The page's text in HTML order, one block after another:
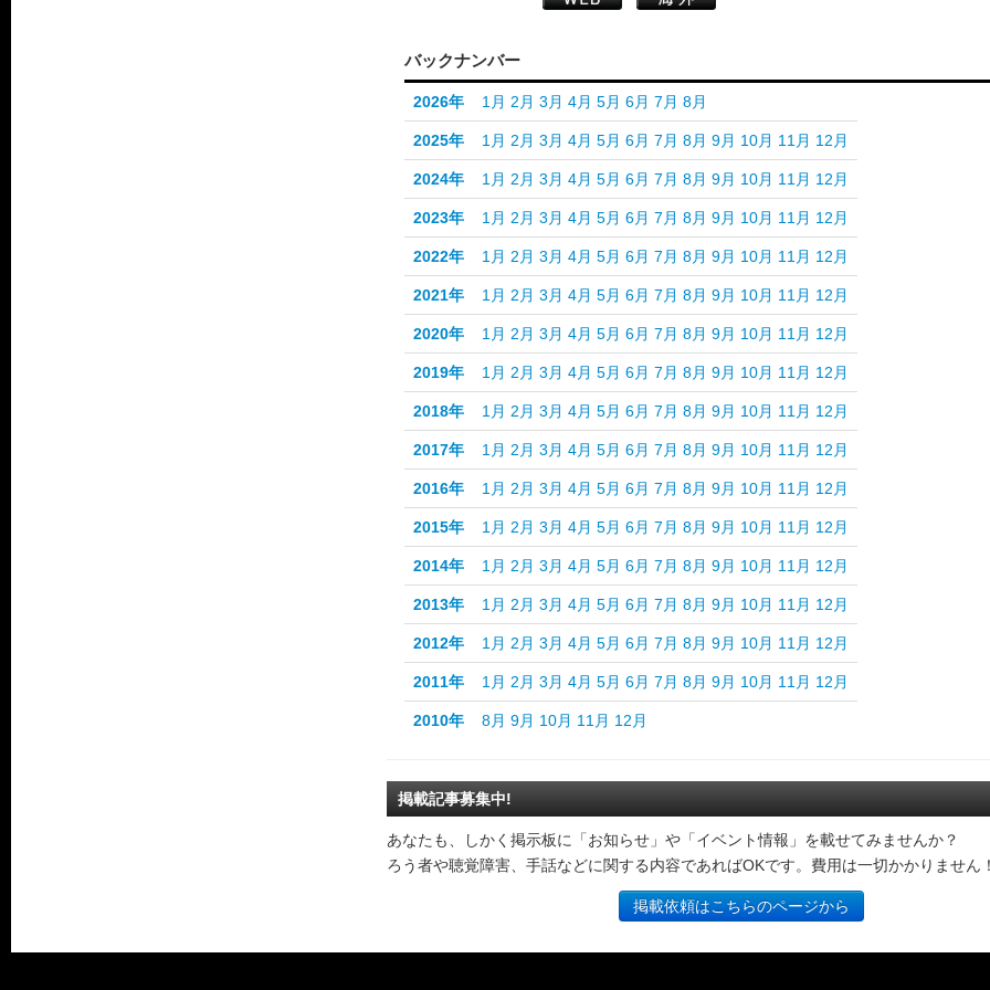
バックナンバー
2026年 1月 2月 3月 4月 5月 6月 7月 8月
2025年 1月 2月 3月 4月 5月 6月 7月 8月 9月 10月 11月 12月
2024年 1月 2月 3月 4月 5月 6月 7月 8月 9月 10月 11月 12月
2023年 1月 2月 3月 4月 5月 6月 7月 8月 9月 10月 11月 12月
2022年 1月 2月 3月 4月 5月 6月 7月 8月 9月 10月 11月 12月
2021年 1月 2月 3月 4月 5月 6月 7月 8月 9月 10月 11月 12月
2020年 1月 2月 3月 4月 5月 6月 7月 8月 9月 10月 11月 12月
2019年 1月 2月 3月 4月 5月 6月 7月 8月 9月 10月 11月 12月
2018年 1月 2月 3月 4月 5月 6月 7月 8月 9月 10月 11月 12月
2017年 1月 2月 3月 4月 5月 6月 7月 8月 9月 10月 11月 12月
2016年 1月 2月 3月 4月 5月 6月 7月 8月 9月 10月 11月 12月
2015年 1月 2月 3月 4月 5月 6月 7月 8月 9月 10月 11月 12月
2014年 1月 2月 3月 4月 5月 6月 7月 8月 9月 10月 11月 12月
2013年 1月 2月 3月 4月 5月 6月 7月 8月 9月 10月 11月 12月
2012年 1月 2月 3月 4月 5月 6月 7月 8月 9月 10月 11月 12月
2011年 1月 2月 3月 4月 5月 6月 7月 8月 9月 10月 11月 12月
2010年 8月 9月 10月 11月 12月
掲載記事募集中!
あなたも、しかく掲示板に「お知らせ」や「イベント情報」を載せてみませんか？
ろう者や聴覚障害、手話などに関する内容であればOKです。費用は一切かかりません
掲載依頼はこちらのページから